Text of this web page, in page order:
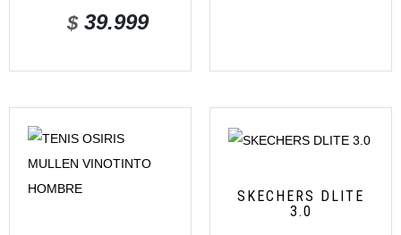
$39.999
SKECHERS DLITE
3.0